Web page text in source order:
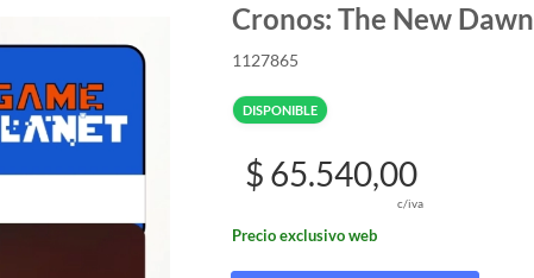
Cronos: The New Dawn
1127865
DISPONIBLE
$ 65.540,00
c/iva
Precio exclusivo web